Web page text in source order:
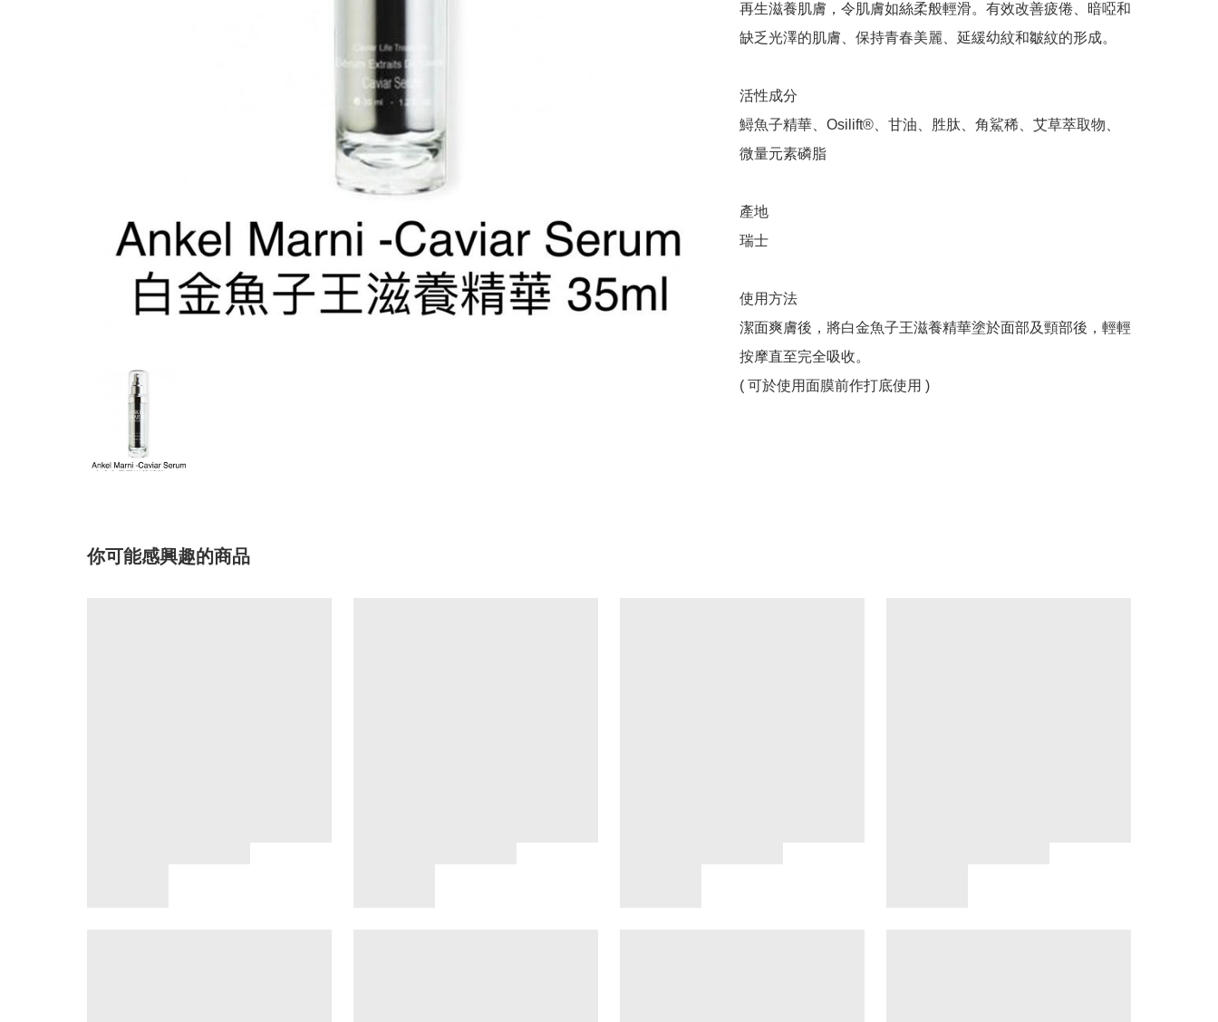
再生滋養肌膚，令肌膚如絲柔般輕滑。有效改善疲倦、暗啞和
缺乏光澤的肌膚、保持青春美麗、延緩幼紋和皺紋的形成。
活性成分
鱘魚子精華、Osilift®、甘油、胜肽、角鯊稀、艾草萃取物、
微量元素磷脂
產地
瑞士
使用方法
潔面爽膚後，將白金魚子王滋養精華塗於面部及頸部後，輕輕
按摩直至完全吸收。
( 可於使用面膜前作打底使用 )
你可能感興趣的商品